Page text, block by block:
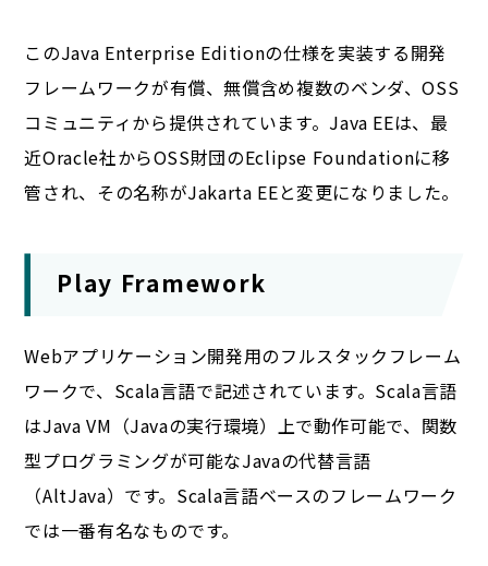
このJava Enterprise Editionの仕様を実装する開発
フレームワークが有償、無償含め複数のベンダ、OSS
コミュニティから提供されています。Java EEは、最
近Oracle社からOSS財団のEclipse Foundationに移
管され、その名称がJakarta EEと変更になりました。
Play Framework
Webアプリケーション開発用のフルスタックフレーム
ワークで、Scala言語で記述されています。Scala言語
はJava VM（Javaの実行環境）上で動作可能で、関数
型プログラミングが可能なJavaの代替言語
（AltJava）です。Scala言語ベースのフレームワーク
では一番有名なものです。